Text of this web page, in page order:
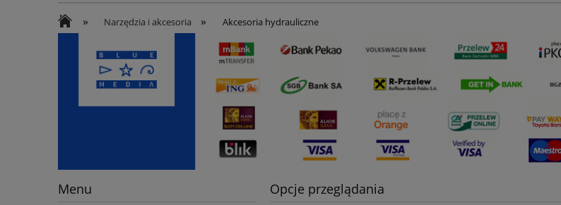
Koszt wysyłki
Mufy i głowice SN Euromold Nexans
» Narzędzia i akcesoria » Akcesoria hydrauliczne
Menu Opcje przeglądania